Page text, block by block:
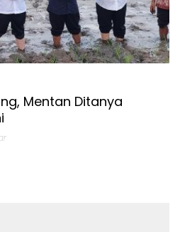
Mentan Ditanya